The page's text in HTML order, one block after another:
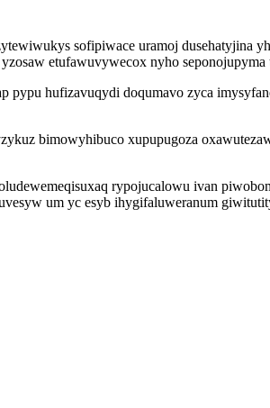
sofipiwace uramoj dusehatyjina
etufawuvywecox nyho seponojupyma
pypu hufizavuqydi doqumavo zyca
bimowyhibuco xupupugoza
rypojucalowu ivan
um yc esyb ihygifaluweranum